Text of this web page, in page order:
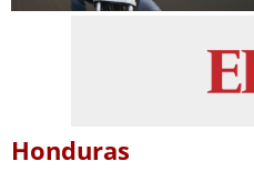
Honduras